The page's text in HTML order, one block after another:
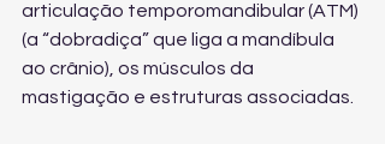
articulação temporomandibular (ATM)
(a “dobradiça” que liga a mandíbula
ao crânio), os músculos da
mastigação e estruturas associadas.